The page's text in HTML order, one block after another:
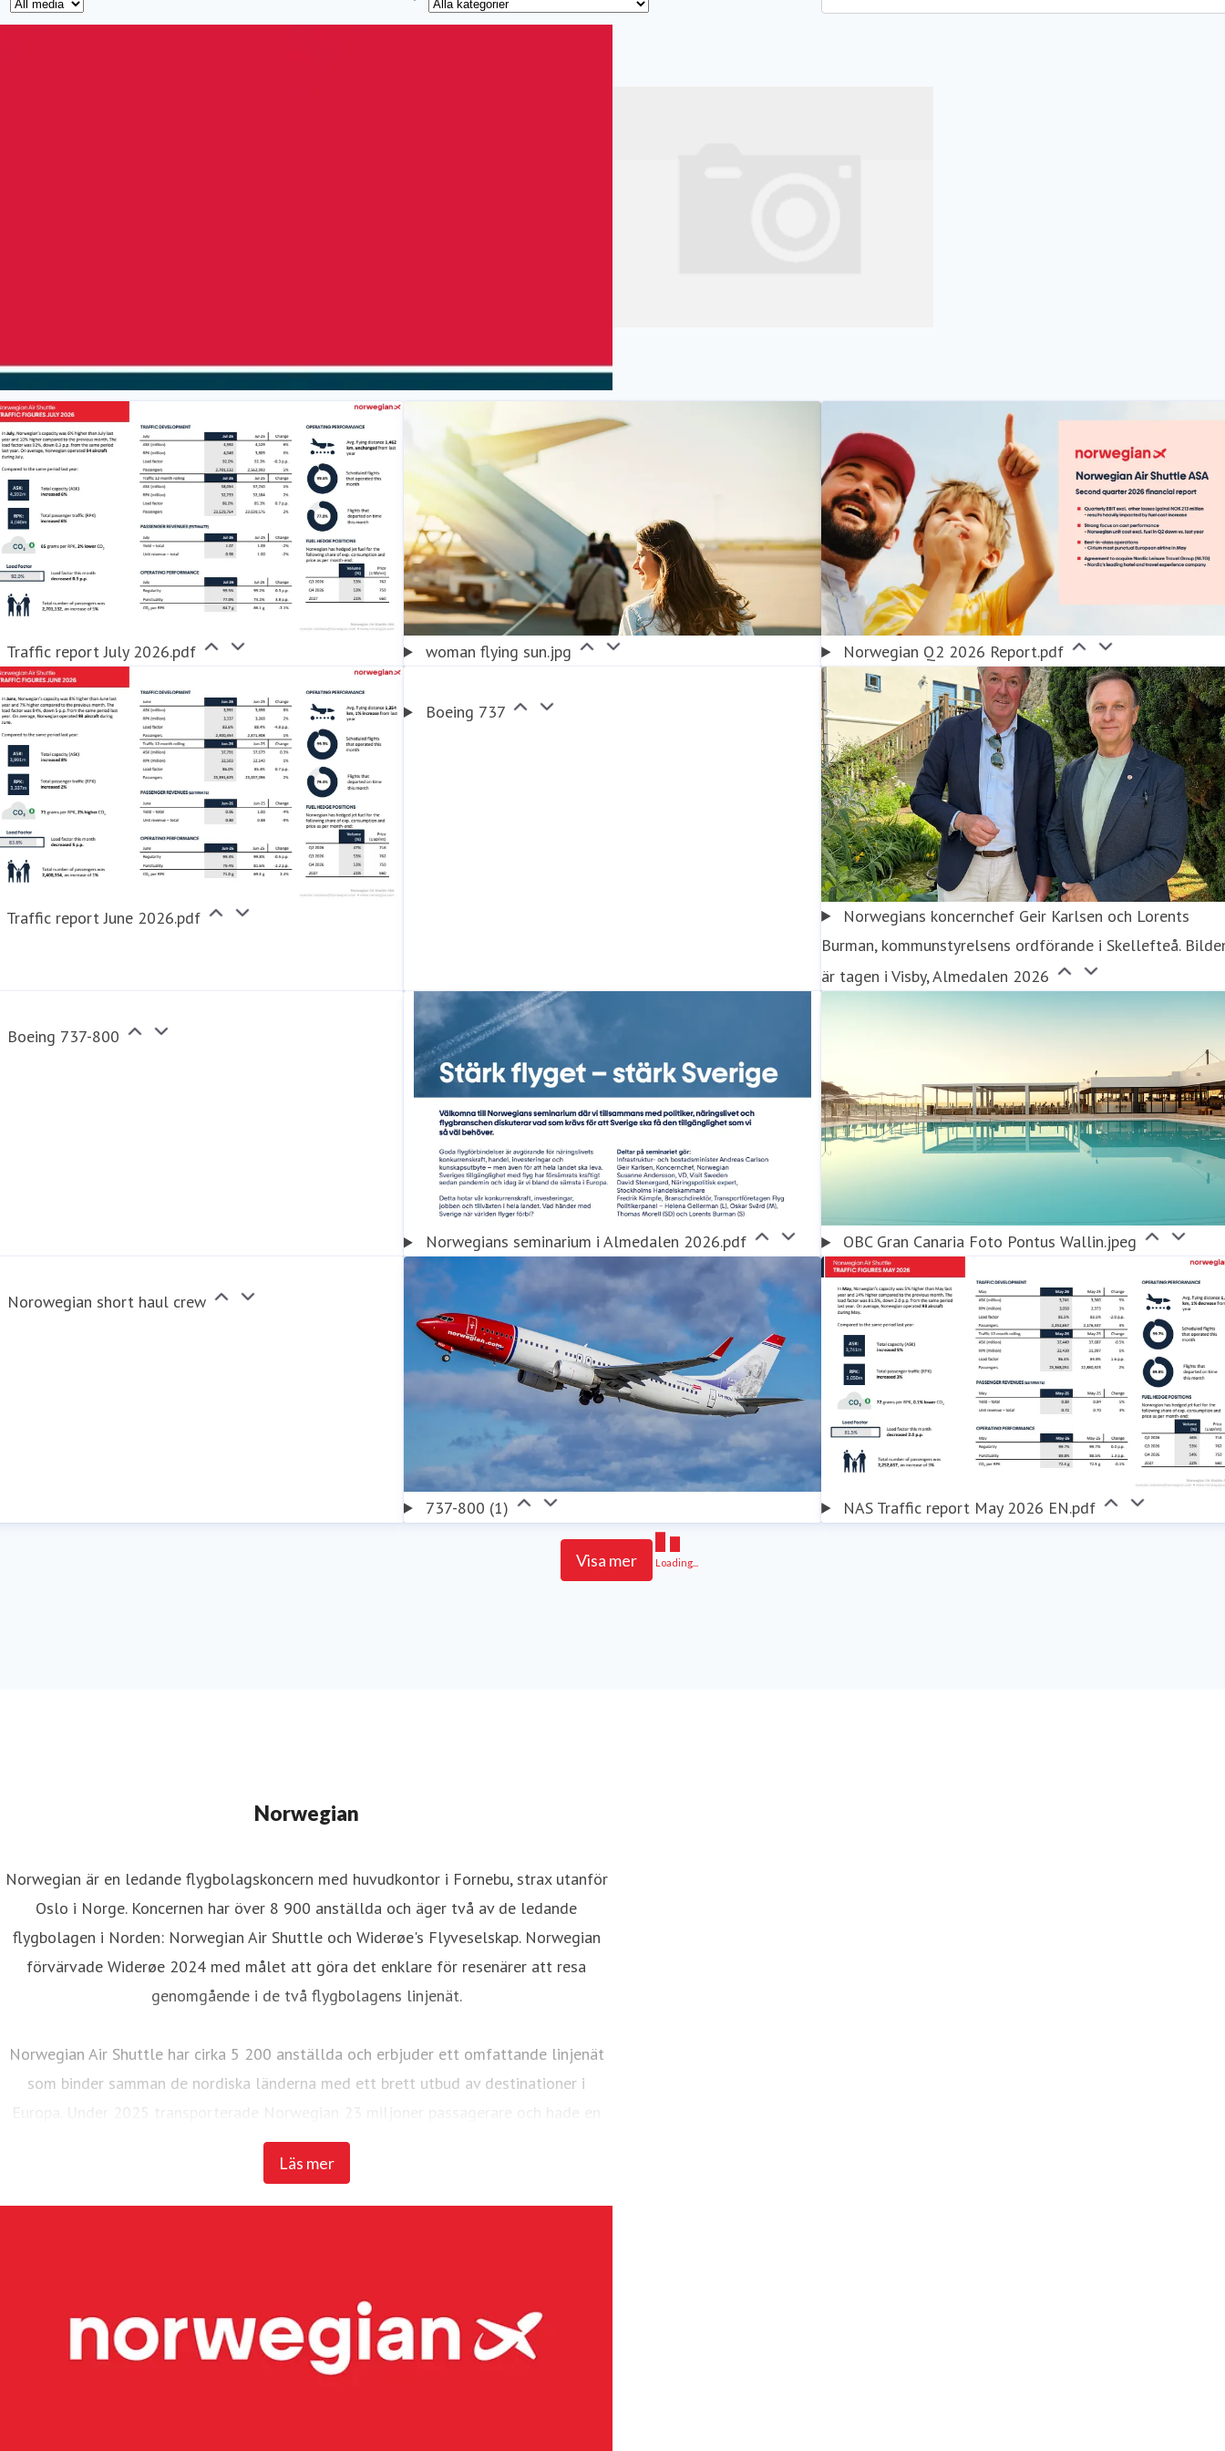
Finansiell information
Traffic report July 2026.pdf woman flying sun.jpg Norwegian Q2 2026 Report.pdf
Traffic report June 2026.pdf
Boeing 737
Norwegians koncernchef Geir Karlsen och Lorents
Burman, kommunstyrelsens ordförande i Skellefteå.
är tagen i Visby, Almedalen 2026
Boeing 737-800
Norwegians seminarium i Almedalen 2026.pdf OBC Gran Canaria Foto Pontus Wallin.jpeg
Norowegian short haul crew
737-800 (1) NAS Traffic report May 2026 EN.pdf
Visa mer Loading...
Norwegian
Läs mer
Norwegian är en ledande flygbolagskoncern med huvudkontor i Fornebu, strax utanför
Oslo i Norge. Koncernen har över 8 900 anställda och äger två av de ledande
flygbolagen i Norden: Norwegian Air Shuttle och Widerøe's Flyveselskap. Norwegian
förvärvade Widerøe 2024 med målet att göra det enklare för resenärer att resa
genomgående i de två flygbolagens linjenät.
Norwegian Air Shuttle har cirka 5 200 anställda och erbjuder ett omfattande linjenät
som binder samman de nordiska länderna med ett brett utbud av destinationer i
Europa. Under 2025 transporterade Norwegian 23 miljoner passagerare och hade en
flotta på 95 Boeing 737-800 och 737 MAX 8-plan.
miljoner passagerare och en flotta på 51 flygplan, varav 48 är Bombardier Dash 8-plan
och tre Embraer E190-E2-plan. Widerøe Ground Handling levererar marktjänster på 41
flygplatser i Norge.